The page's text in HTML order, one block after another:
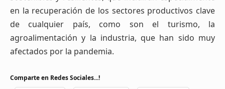
en la recuperación de los sectores productivos clave
de cualquier país, como son el turismo, la
agroalimentación y la industria, que han sido muy
afectados por la pandemia.
Comparte en Redes Sociales...!